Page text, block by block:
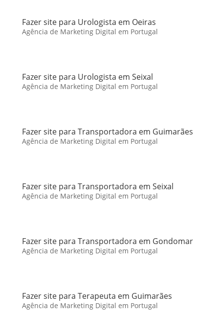
Fazer site para Urologista em Oeiras
Agência de Marketing Digital em Portugal
Fazer site para Urologista em Seixal
Agência de Marketing Digital em Portugal
Fazer site para Transportadora em Guimarães
Agência de Marketing Digital em Portugal
Fazer site para Transportadora em Seixal
Agência de Marketing Digital em Portugal
Fazer site para Transportadora em Gondomar
Agência de Marketing Digital em Portugal
Fazer site para Terapeuta em Guimarães
Agência de Marketing Digital em Portugal